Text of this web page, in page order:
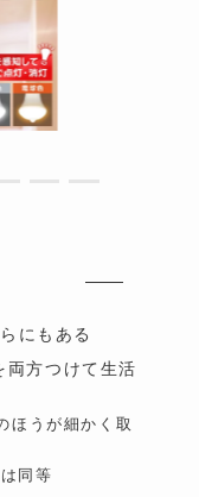
にもある
方つけて生活
ほうが細かく取
同等